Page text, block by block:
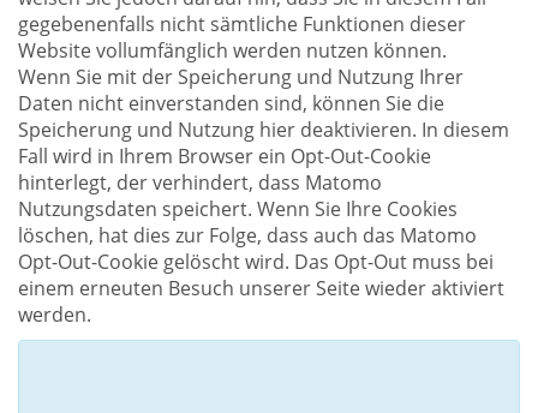
gegebenenfalls nicht sämtliche Funktionen dieser
Website vollumfänglich werden nutzen können.
Wenn Sie mit der Speicherung und Nutzung Ihrer
Daten nicht einverstanden sind, können Sie die
Speicherung und Nutzung hier deaktivieren. In diesem
Fall wird in Ihrem Browser ein Opt-Out-Cookie
hinterlegt, der verhindert, dass Matomo
Nutzungsdaten speichert. Wenn Sie Ihre Cookies
löschen, hat dies zur Folge, dass auch das Matomo
Opt-Out-Cookie gelöscht wird. Das Opt-Out muss bei
einem erneuten Besuch unserer Seite wieder aktiviert
werden.